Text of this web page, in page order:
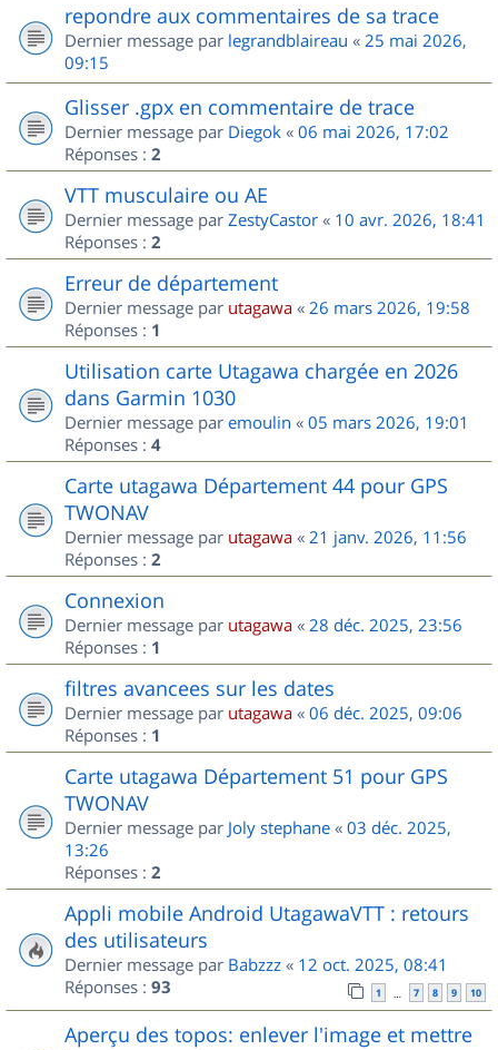
repondre aux commentaires de sa trace
Dernier message par legrandblaireau « 25 mai 2026,
09:15
Glisser .gpx en commentaire de trace
Dernier message par Diegok « 06 mai 2026, 17:02
Réponses : 2
VTT musculaire ou AE
Dernier message par ZestyCastor « 10 avr. 2026, 18:41
Réponses : 2
Erreur de département
Dernier message par utagawa « 26 mars 2026, 19:58
Réponses : 1
Utilisation carte Utagawa chargée en 2026
dans Garmin 1030
Dernier message par emoulin « 05 mars 2026, 19:01
Réponses : 4
Carte utagawa Département 44 pour GPS
TWONAV
Dernier message par utagawa « 21 janv. 2026, 11:56
Réponses : 2
Connexion
Dernier message par utagawa « 28 déc. 2025, 23:56
Réponses : 1
filtres avancees sur les dates
Dernier message par utagawa « 06 déc. 2025, 09:06
Réponses : 1
Carte utagawa Département 51 pour GPS
TWONAV
Dernier message par Joly stephane « 03 déc. 2025,
13:26
Réponses : 2
Appli mobile Android UtagawaVTT : retours
des utilisateurs
Dernier message par Babzzz « 12 oct. 2025, 08:41
Réponses : 93 1 … 7 8 9 10
Aperçu des topos: enlever l'image et mettre